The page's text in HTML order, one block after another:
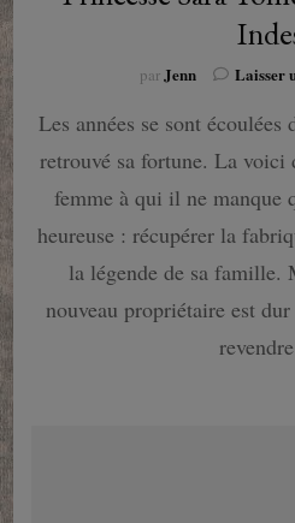
par Jenn Laisser
Les années se sont écoulées
retrouvé sa fortune. La voici
femme à qui il ne manque
heureuse : récupérer la
la légende de sa famille.
nouveau propriétaire est